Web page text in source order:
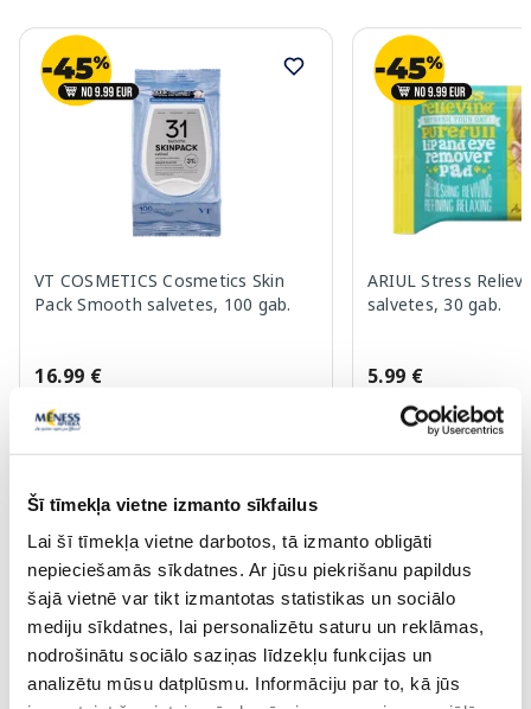
Šī tīmekļa vietne izmanto sīkfailus
Lai šī tīmekļa vietne darbotos, tā izmanto obligāti
nepieciešamās sīkdatnes. Ar jūsu piekrišanu papildus
šajā vietnē var tikt izmantotas statistikas un sociālo
mediju sīkdatnes, lai personalizētu saturu un reklāmas,
nodrošinātu sociālo saziņas līdzekļu funkcijas un
analizētu mūsu datplūsmu. Informāciju par to, kā jūs
VT COSMETICS Cosmetics Skin
Pack Smooth salvetes, 100 gab.
16.99 €
ARIUL Stress
salvetes, 30 gab.
5.99 €
Page 1 of 6
Saules aizsardzībai vasarā ☀️
Vairāk...